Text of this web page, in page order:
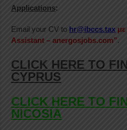
Applications:
Email your CV to hr@ibccs.tax
Assistant – anergosjobs.com”.
CLICK HERE TO
CYPRUS
CLICK HERE TO
NICOSIA